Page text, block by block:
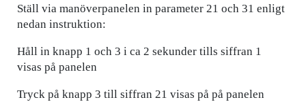
Ställ via manöverpanelen in parameter 21 och 31 enligt
nedan instruktion:
Håll in knapp 1 och 3 i ca 2 sekunder tills siffran 1
visas på panelen
Tryck på knapp 3 till siffran 21 visas på på panelen